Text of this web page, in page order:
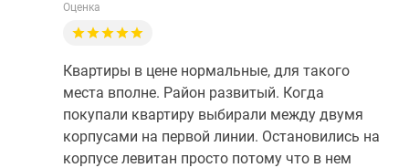
Оценка
Квартиры в цене нормальные, для такого
места вполне. Район развитый. Когда
покупали квартиру выбирали между двумя
корпусами на первой линии. Остановились на
корпусе левитан просто потому что в нем